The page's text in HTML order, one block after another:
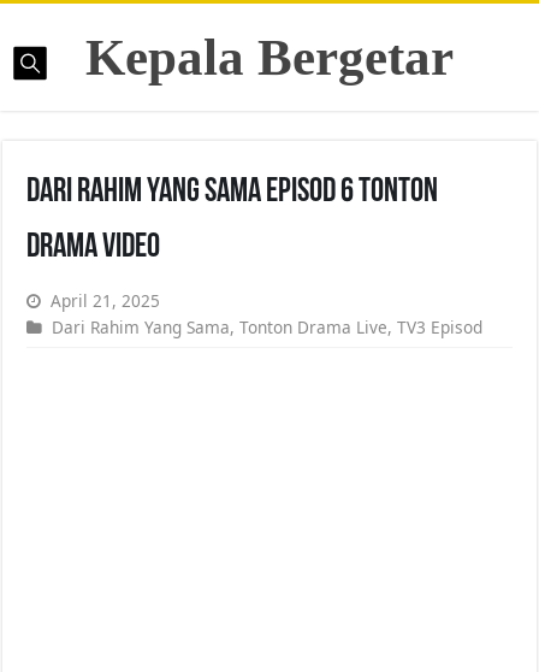
Kepala Bergetar
Dari Rahim Yang Sama Episod 6 Tonton
Drama Video
April 21, 2025
Dari Rahim Yang Sama,Tonton Drama Live,TV3 Episod